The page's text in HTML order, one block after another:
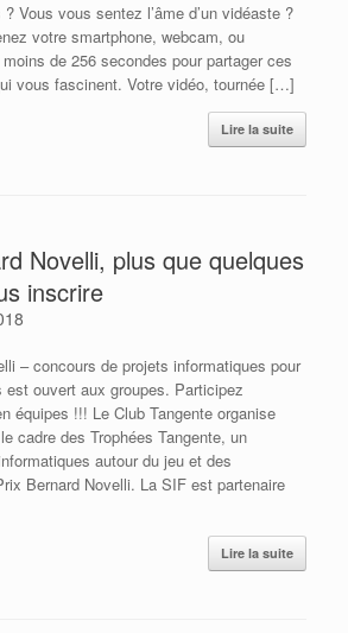
Vous vous sentez l’âme d’un vidéaste ?
votre smartphone, webcam, ou
de 256 secondes pour partager ces
vous fascinent. Votre vidéo, tournée […]
Lire la suite
Novelli, plus que quelques
inscrire
– concours de projets informatiques pour
ouvert aux groupes. Participez
équipes !!! Le Club Tangente organise
cadre des Trophées Tangente, un
autour du jeu et des
Bernard Novelli. La SIF est partenaire
Lire la suite